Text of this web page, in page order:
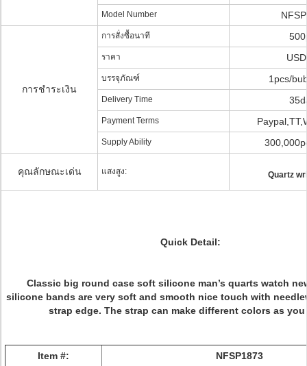
Model Number
การชำระเงิน
การสั่งซื้อนาที
ราคา
บรรจุภัณฑ์ 1pcs/
Delivery Time
Payment Terms
Supply Ability
คุณลักษณะเด่น แสงสูง: Quartz
Quick Detail:
Classic big round case soft silicone man’s quarts watch
silicone bands are very soft and smooth nice touch with
strap edge. The strap can make different colors as you
Item #: NFSP1873